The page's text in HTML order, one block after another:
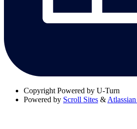
Copyright Powered by U-Turn
Powered by Scroll Sites &